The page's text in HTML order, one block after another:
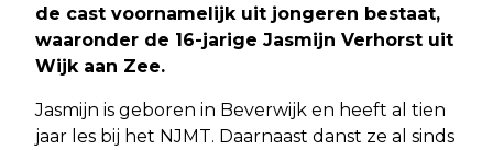
de cast voornamelijk uit jongeren bestaat,
waaronder de 16-jarige Jasmijn Verhorst uit
Wijk aan Zee.
Jasmijn is geboren in Beverwijk en heeft al tien
jaar les bij het NJMT. Daarnaast danst ze al sinds